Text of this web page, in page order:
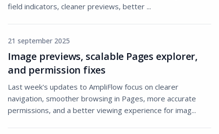
field indicators, cleaner previews, better ...
21 september 2025
Image previews, scalable Pages explorer,
and permission fixes
Last week's updates to AmpliFlow focus on clearer
navigation, smoother browsing in Pages, more accurate
permissions, and a better viewing experience for imag...